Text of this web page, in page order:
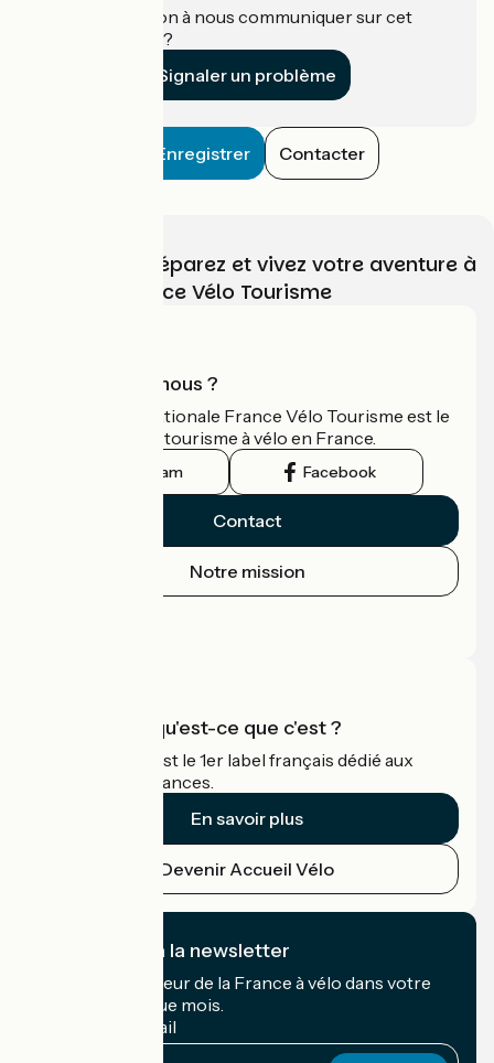
Une information à nous communiquer sur cet
établissement ?
Signaler un problème
Enregistrer Contacter
Choisissez, préparez et vivez votre aventure à
vélo avec France Vélo Tourisme
Qui sommes-nous ?
L'association nationale France Vélo Tourisme est le
guide officiel du tourisme à vélo en France.
Instagram Facebook
Contact
Notre mission
Accueil Vélo qu'est-ce que c'est ?
Accueil Vélo c'est le 1er label français dédié aux
cyclistes en vacances.
En savoir plus
Devenir Accueil Vélo
Je m'abonne à la newsletter
Recevez le meilleur de la France à vélo dans votre
boîte mail chaque mois.
Mon adresse mail